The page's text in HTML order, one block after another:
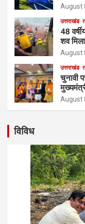
August
उत्तराखंड
48
शव मिला
August
उत्तराखंड
चुनावी
August
विविध